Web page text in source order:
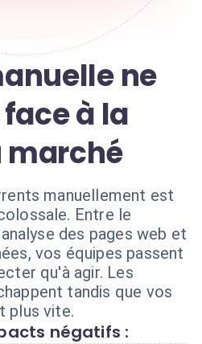
ne
à la
marché
manuellement est
Entre le
des pages web et
vos équipes passent
qu'à agir. Les
tandis que vos
plus vite.
négatifs :